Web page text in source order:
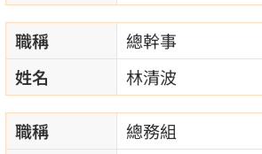
職稱
總幹事
姓名
林清波
職稱
總務組